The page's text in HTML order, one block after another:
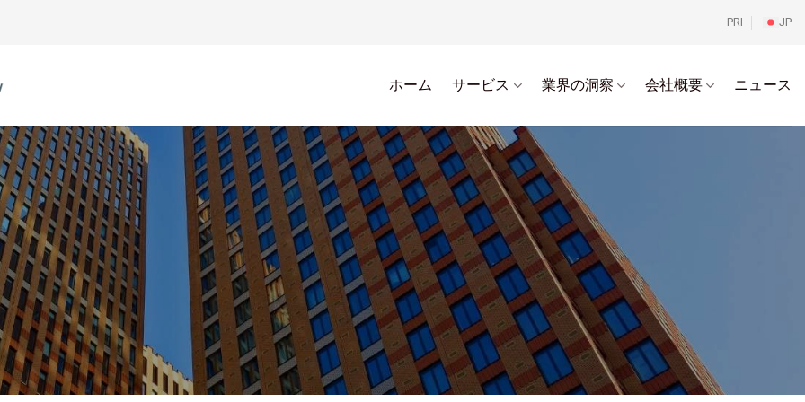
PRI JP
ホーム サービス 業界の洞察 会社概要 ニュース